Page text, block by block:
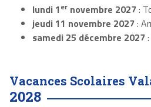
lundi 1er novembre 2027:
jeudi 11 novembre 2027:
samedi 25 décembre 2027
Vacances Scolaires
2028